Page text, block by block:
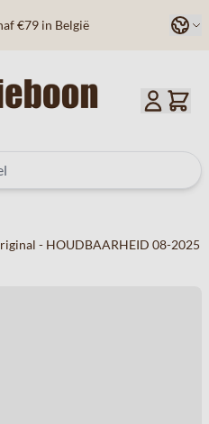
verzonden Taal
- HOUDBAARHEID 08-2025